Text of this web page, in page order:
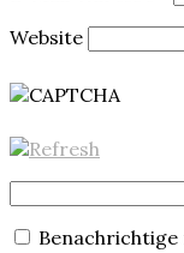
Website
Benachrichtige